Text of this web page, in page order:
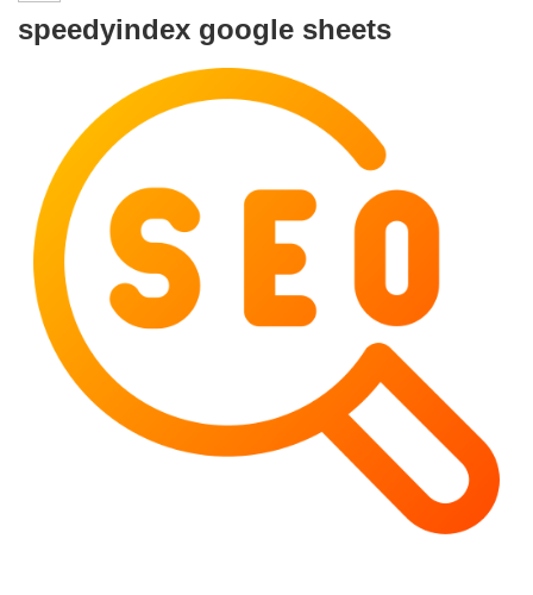
speedyindex google sheets